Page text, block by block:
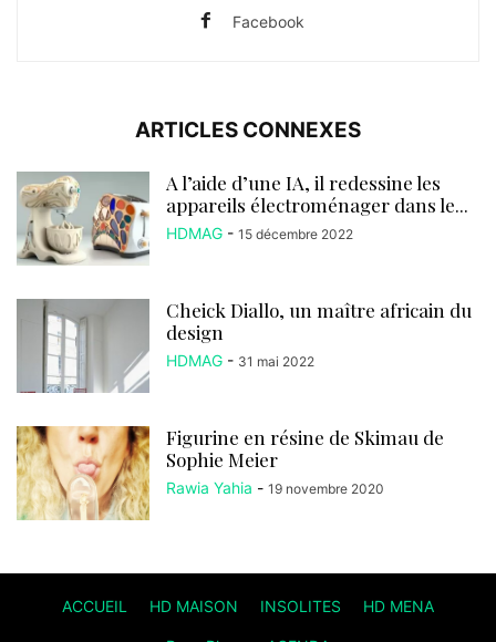
Facebook
ARTICLES CONNEXES
A l’aide d’une IA, il redessine les
appareils électroménager dans le...
HDMAG - 15 décembre 2022
Cheick Diallo, un maître africain du
design
HDMAG - 31 mai 2022
Figurine en résine de Skimau de
Sophie Meier
Rawia Yahia - 19 novembre 2020
ACCUEIL HD MAISON INSOLITES HD MENA